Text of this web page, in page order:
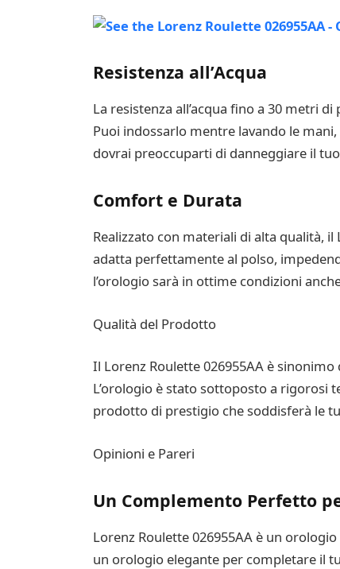
Resistenza all’Acqua
La resistenza all’acqua fino a 30 metri
Puoi indossarlo mentre lavando le
dovrai preoccuparti di danneggiare il
Comfort e Durata
Realizzato con materiali di alta qualità,
adatta perfettamente al polso,
l’orologio sarà in ottime condizioni
Qualità del Prodotto
Il Lorenz Roulette 026955AA è
L’orologio è stato sottoposto a rigorosi
prodotto di prestigio che soddisferà le
Opinioni e Pareri
Un Complemento Perfetto
Lorenz Roulette 026955AA è un
un orologio elegante per completare il